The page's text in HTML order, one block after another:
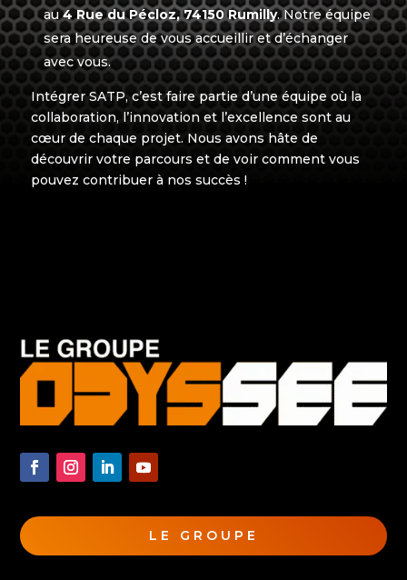
au4 Rue du Pécloz, 74150 Rumilly. Notre équipe
sera heureuse de vous accueillir et d’échanger
avec vous.
Intégrer SATP, c’est faire partie d’une équipe où la
collaboration, l’innovation et l’excellence sont au
cœur de chaque projet. Nous avons hâte de
découvrir votre parcours et de voir comment vous
pouvez contribuer à nos succès !
LE GROUPE